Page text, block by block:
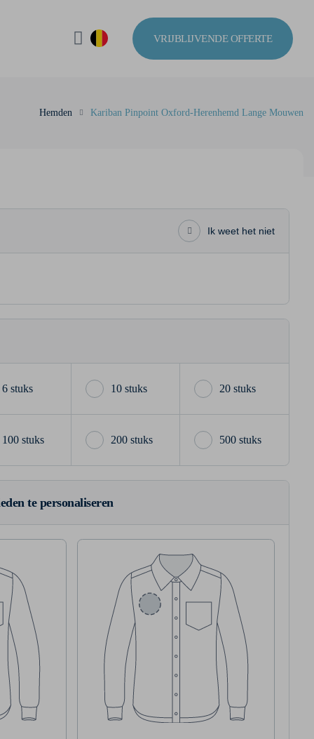
VRIJBLIJVENDE OFFERTE
Hemden Kariban Pinpoint Oxford-Herenhemd Lange Mouwen
Ik weet het niet
6 stuks 10 stuks 20 stuks
100 stuks 200 stuks 500 stuks
te personaliseren